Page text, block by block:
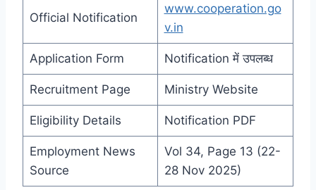
Official Notification
www.cooperation.go
v.in
Application Form Notification में उपलब्ध
Recruitment Page Ministry Website
Eligibility Details Notification PDF
Employment News
Source
Vol 34, Page 13 (22-
28 Nov 2025)